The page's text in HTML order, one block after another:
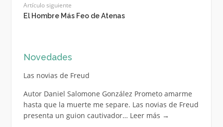
Artículo siguiente
El Hombre Más Feo de Atenas
Novedades
Las novias de Freud
Autor Daniel Salomone González Prometo amarme
hasta que la muerte me separe. Las novias de Freud
presenta un guion cautivador… Leer más →